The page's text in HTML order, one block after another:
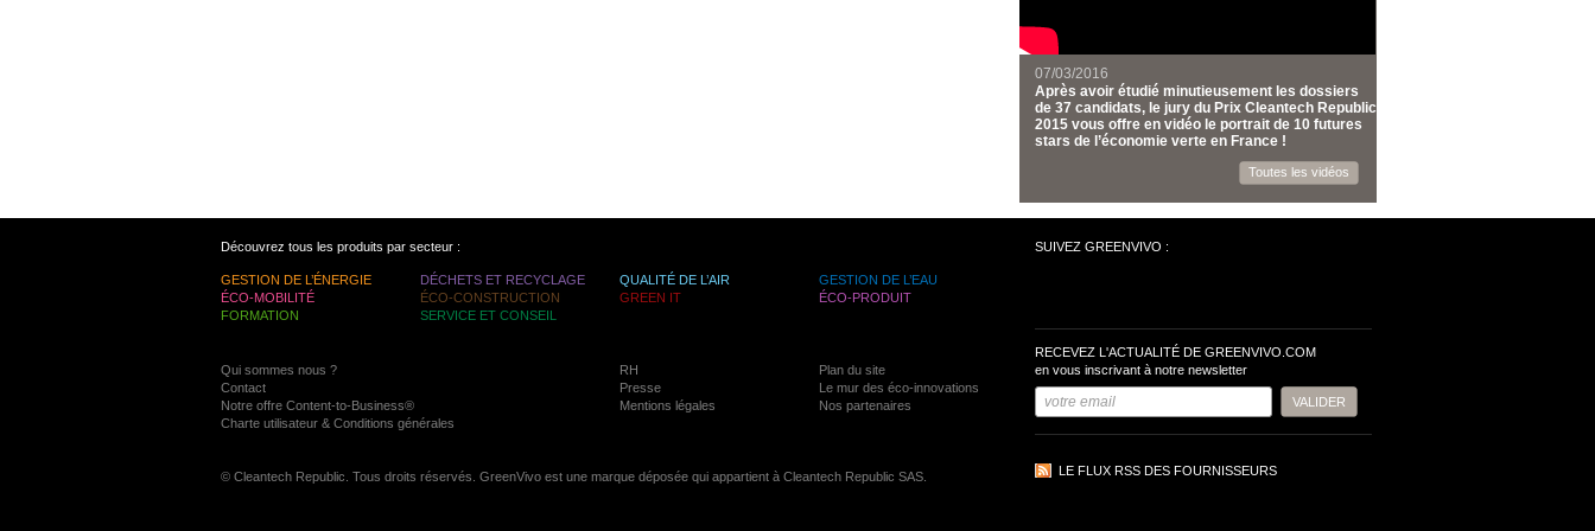
07/03/2016
Après avoir étudié minutieusement les dossiers
de 37 candidats, le jury du Prix Cleantech Republic
2015 vous offre en vidéo le portrait de 10 futures
stars de l’économie verte en France !
Toutes les vidéos
Découvrez tous les produits par secteur :
GESTION DE L’ÉNERGIE DÉCHETS ET RECYCLAGE QUALITÉ DE L’AIR
GESTION DE L’EAU
ÉCO-MOBILITÉ
ÉCO-CONSTRUCTION GREEN IT
ÉCO-PRODUIT
FORMATION
SERVICE ET CONSEIL
Qui sommes nous ? RH
Plan du site
Contact
Presse
Le mur des éco-innovations
Notre offre Content-to-Business®
Mentions légales
Nos partenaires
Charte utilisateur & Conditions générales
© Cleantech Republic. Tous droits réservés. GreenVivo est une marque déposée qui appartient à Cleantech Republic SAS.
SUIVEZ GREENVIVO :
RECEVEZ L'ACTUALITÉ DE GREENVIVO.COM
en vous inscrivant à notre newsletter
LE FLUX RSS DES FOURNISSEURS